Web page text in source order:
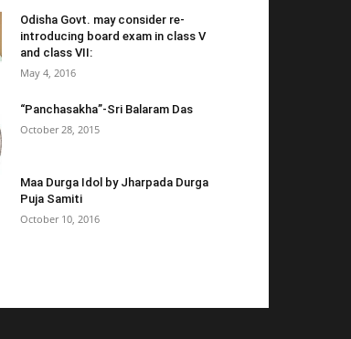
Odisha Govt. may consider re-
introducing board exam in class V
and class VII:
May 4, 2016
“Panchasakha”-Sri Balaram Das
October 28, 2015
Maa Durga Idol by Jharpada Durga
Puja Samiti
October 10, 2016